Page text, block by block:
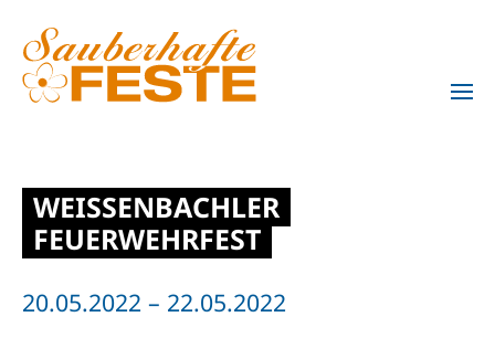
Zum Hauptinhalt springen
WEISSENBACHLER
FEUERWEHRFEST
20.05.2022 – 22.05.2022